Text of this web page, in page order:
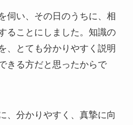
伺い、その日のうちに、相
ることにしました。知識の
、とても分かりやすく説明
きる方だと思ったからで
、分かりやすく、真摯に向